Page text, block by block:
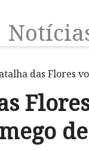
das Flores